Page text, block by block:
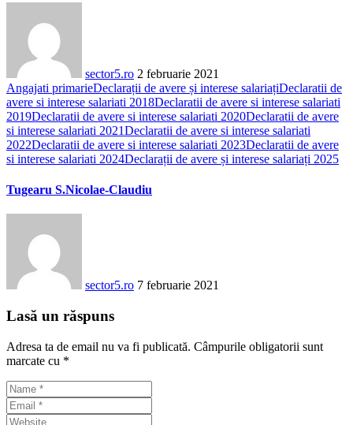
sector5.ro 2 februarie 2021
Angajati primarieDeclarații de avere și interese salariațiDeclaratii de
avere si interese salariati 2018Declaratii de avere si interese salariati
2019Declaratii de avere si interese salariati 2020Declaratii de avere
si interese salariati 2021Declaratii de avere si interese salariati
2022Declaratii de avere si interese salariati 2023Declaratii de avere
si interese salariati 2024Declarații de avere și interese salariați 2025
Tugearu S.Nicolae-Claudiu
sector5.ro 7 februarie 2021
Lasă un răspuns
Adresa ta de email nu va fi publicată. Câmpurile obligatorii sunt
marcate cu *